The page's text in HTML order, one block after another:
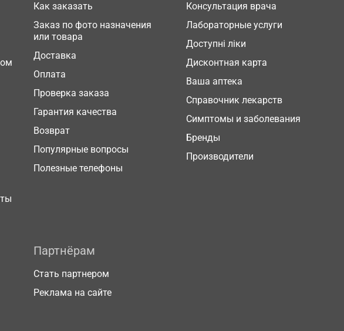
Как заказать
Заказ по фото назначения
или товара
Доставка
Оплата
Проверка заказа
Гарантия качества
Возврат
Популярные вопросы
Полезные телефоны
Консультация врача
Лабораторные услуги
Доступні ліки
Дисконтная карта
Ваша аптека
Справочник лекарств
Симптомы и заболевания
Бренды
Производители
Партнёрам
Стать партнером
Реклама на сайте